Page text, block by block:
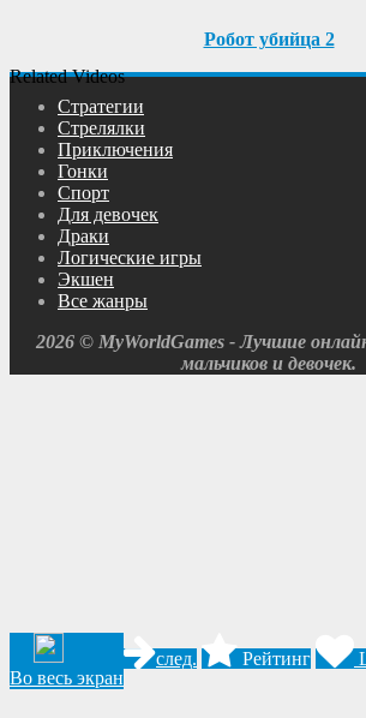
Related Videos
след. Рейтинг
Во весь экран
Робот убийца 2
Cтратегии
Cтрелялки
Приключения
Гонки
Спорт
Для девочек
Драки
Логические игры
Экшен
Все жанры
2026 © MyWorldGames - Лучшие
мальчиков и девочек.